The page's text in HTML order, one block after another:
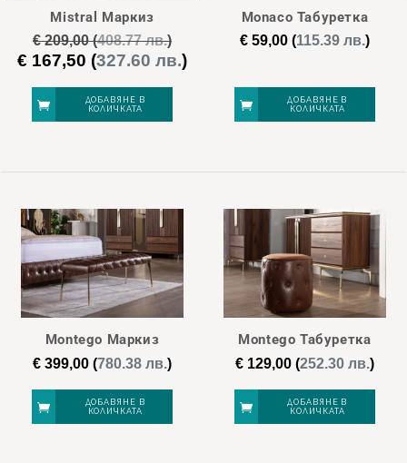
Mistral Маркиз
€209,00(408.77 лв.)
Original
was:
€ 209,00.
€ 167,50 (327.60 лв.)Текущата
€ 167,50.
ДОБАВЯНЕ В
КОЛИЧКАТА
Monaco Табуретка
€59,00(115.39 лв.)
ДОБАВЯНЕ В
КОЛИЧКАТА
Montego Маркиз
€ 399,00 (780.38 лв.)
ДОБАВЯНЕ В
КОЛИЧКАТА
Montego Табуретка
€129,00(252.30 лв.)
ДОБАВЯНЕ В
КОЛИЧКАТА